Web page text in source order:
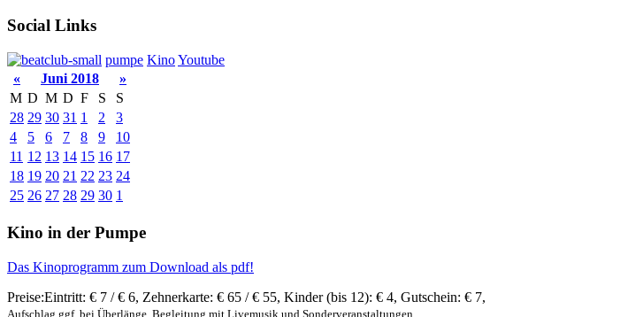
Social Links
pumpe KinoYoutube
«
Juni 2018
»
M D M D F S
S
28 29 30 31 1 2
3
4
5 6 7 8 9
10
11 12 13 14 15 16 17
18 19 20 21 22 23 24
25 26 27 28 29 30 1
Kino in der Pumpe
Das Kinoprogramm zum Download als pdf!
Preise:Eintritt: € 7 / € 6, Zehnerkarte: € 65 / € 55, Kinder (bis 12): € 4, Gutschein: € 7,
Aufschlag ggf. bei Überlänge, Begleitung mit Livemusik und Sonderveranstaltungen